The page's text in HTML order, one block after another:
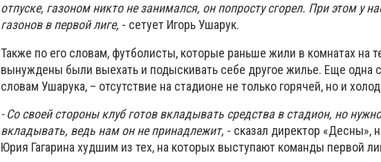
отпуске, газоном никто не занимался, он попросту сгорел. При этом у
газонов в первой лиге, - сетует Игорь Ушарук.
Также по его словам, футболисты, которые раньше жили в комнатах на
вынуждены были выехать и подыскивать себе другое жилье. Еще одна
словам Ушарука, – отсутствие на стадионе не только горячей, но и
- Со своей стороны клуб готов вкладывать средства в стадион, но
вкладывать, ведь нам он не принадлежит, - сказал директор «Десны»,
Юрия Гагарина худшим из тех, на которых выступают команды первой